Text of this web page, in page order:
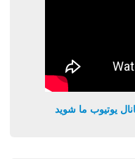
یوتیوب ما شوید